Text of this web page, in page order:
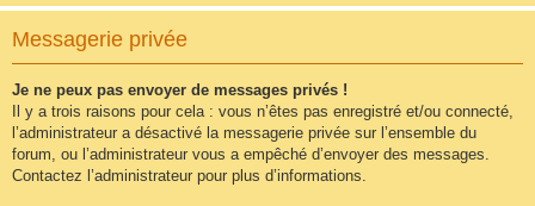
Messagerie privée
Je ne peux pas envoyer de messages privés !
Il y a trois raisons pour cela : vous n’êtes pas enregistré et/ou connecté,
l’administrateur a désactivé la messagerie privée sur l’ensemble du
forum, ou l’administrateur vous a empêché d’envoyer des messages.
Contactez l’administrateur pour plus d’informations.